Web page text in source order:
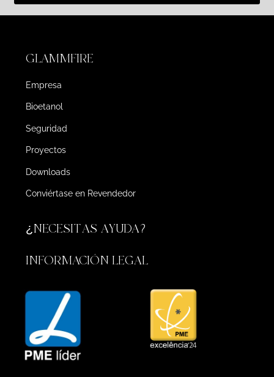
GLAMMFIRE
Empresa
Bioetanol
Seguridad
Proyectos
Downloads
Conviértase en Revendedor
¿NECESITAS AYUDA?
INFORMACIÓN LEGAL